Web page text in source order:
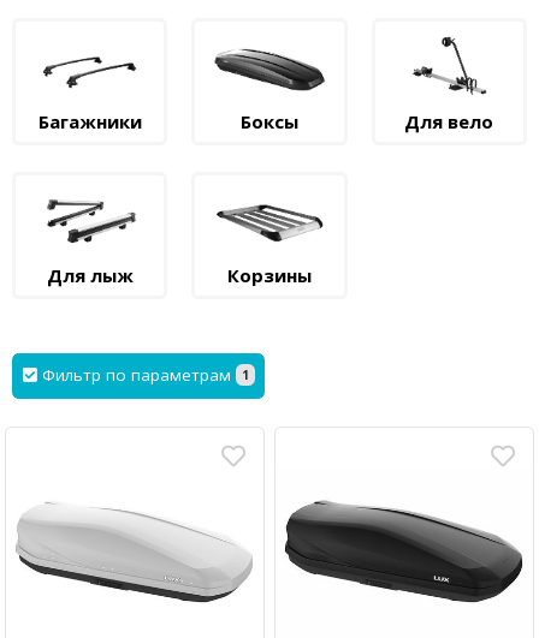
Багажники Боксы Для вело
Для лыж Корзины
Фильтр по параметрам 1